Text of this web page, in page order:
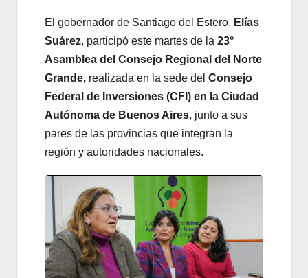
El gobernador de Santiago del Estero, Elías
Suárez, participó este martes de la 23°
Asamblea del Consejo Regional del Norte
Grande, realizada en la sede del Consejo
Federal de Inversiones (CFI) en la Ciudad
Autónoma de Buenos Aires, junto a sus
pares de las provincias que integran la
región y autoridades nacionales.